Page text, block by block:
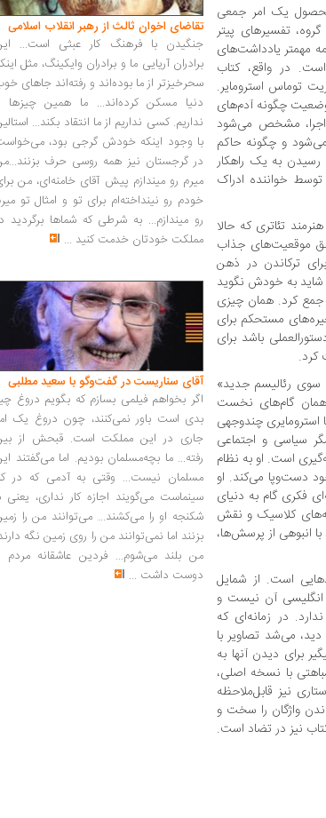
محصول یک امر جمعی
تفسیرهای پیتر
مهمتر یادداشت‌های
در واقع، کتاب
توماس استرومایر.
وضعیت چگونه آدم‌های
اجرا، مشخص می‌شود
و چگونه حاکم
رسیدن به یک راهکار
خواننده ادراک
تئاتری که حالا
موقعیت‌های جذاب
ترکاندن در ذهن
شاید به خودش نگوید
جمع کرد. همان چیزی
مستحکم برای
باشد برای
کرد.
سوی رئالیسم جدید»
همان گام‌های نخست
استرومایری چندوجهی
سیاسی و اجتماعی
است. او به نظام
دست‌وپا می‌کند. او
فکری گام به دنیای
کلاسیک و نقش
انبوهی از پرسش‌ها،
است. از شمایل
انگلیسی آن نیست و
در زمانه‌ای که
می‌شد تصاویر با
برای دیدن آنها به
با نسخه اصلی،
نیز قابل‌ملاحظه
واژگان را سخت و
نیز در تضاد است.
تقاضای اخوان ثالث از رهبر انقلاب اسلامی
جنگیدن با فرهنگ کار عبثی است...
برادران آریایی ما و برادران وایکینگ، مثل
سحرخیزتر از ما بوده‌اند و رفته‌اند جاهای
دنیا مسکن کرده‌اند... ما همین چیزها
نداریم. کسی نداریم از ما انتقاد بکند...
با وجود اینکه خودش گرجی بود،
در گرجستان نیز همه روسی حرف
میرم رو میندازم پیش آقای خامنه‌ای، من
خودم رو نینداخته‌ام برای تو و امثال تو
رو میندازم... به شرطی که شماها برگردید
مملکت خودتان خدمت کنید ...
آقای سناریست در گفت‌وگو با سعید مطلبی
اگر بخواهم فیلمی بسازم که بگویم دروغ
بدی است باور نمی‌کنند، چون دروغ یک
جاری در این مملکت است. قبحش از
رفته... ما بچه‌مسلمان بودیم. اما می‌گفتند
مسلمان نیست... وقتی به آدمی که در
سینماست می‌گویند اجازه کار نداری، یعنی
شکنجه او را می‌کشند... می‌توانند من را
بزنند اما نمی‌توانند من را روی زمین نگه
من بلند می‌شوم... فردین عاشقانه مردم
دوست داشت ...